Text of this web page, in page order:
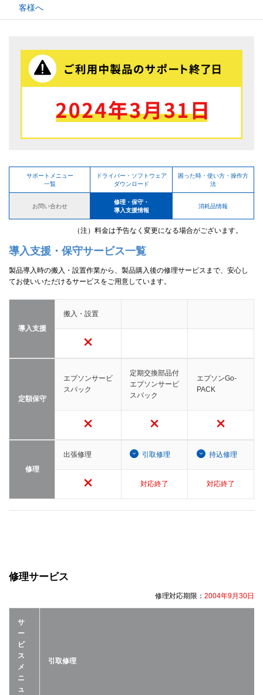
客様へ
サポートメニュー
一覧
ドライバー・ソフトウェア
ダウンロード
困った時・使い方・操作方
法
お問い合わせ
修理・保守・
導入支援情報
消耗品情報
（注）料金は予告なく変更になる場合がございます。
導入支援・保守サービス一覧
製品導入時の搬入・設置作業から、製品購入後の修理サービスまで、安心し
てお使いいただけるサービスをご用意しています。
導入支援
搬入・設置
定額保守
エプソンサービ
スパック
定期交換部品付
エプソンサービ
スパック
エプソンGo-
PACK
修理
出張修理 引取修理 持込修理
対応終了 対応終了
修理サービス
修理対応期限： 2004年9月30日
サ
ー
ビ
ス
メ
ニ
ュ
引取修理